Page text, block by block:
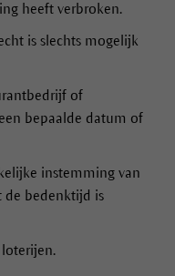
heeft verbroken.
is slechts mogelijk
of
bepaalde datum of
instemming van
de bedenktijd is